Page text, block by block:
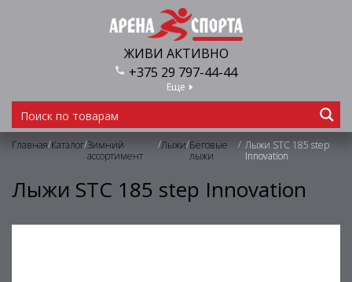
ЖИВИ АКТИВНО
+375 29 797-44-44
Еще
Главная/Каталог/Зимний
ассортимент
/Лыжи/Беговые
лыжи
/ Лыжи STC 185 step
Innovation
Лыжи STC 185 step Innovation